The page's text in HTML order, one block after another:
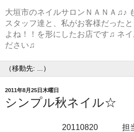
大垣市のネイルサロンＮＡＮＡ♫♪
スタッフ達と、私がお客様だった
よね！！を形にしたお店です♫ ネ
ださい♫
2011年8月25日木曜日
シンプル秋ネイル☆
20110820 担当